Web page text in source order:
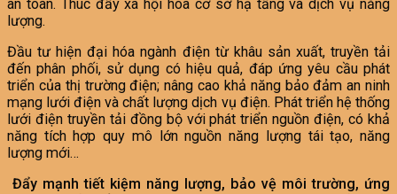
an toàn. Thúc đẩy xã hội hóa cơ sở hạ tầng và dịch vụ năng
lượng.
Đầu tư hiện đại hóa ngành điện từ khâu sản xuất, truyền tải
đến phân phối, sử dụng có hiệu quả, đáp ứng yêu cầu phát
triển của thị trường điện; nâng cao khả năng bảo đảm an ninh
mạng lưới điện và chất lượng dịch vụ điện. Phát triển hệ thống
lưới điện truyền tải đồng bộ với phát triển nguồn điện, có khả
năng tích hợp quy mô lớn nguồn năng lượng tái tạo, năng
lượng mới…
Đẩy mạnh tiết kiệm năng lượng, bảo vệ môi trường, ứng